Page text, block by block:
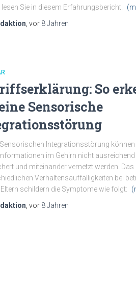
lesen Sie in diesem Erfahrungsbericht.
, vor 8 Jahren
So
Sensorische
Sensorischen Integrationsstörung können
im Gehirn nicht ausreichend
und miteinander vernetzt werden. Das
Verhaltensauffälligkeiten bei
schildern die Symptome wie folgt:
, vor 8 Jahren